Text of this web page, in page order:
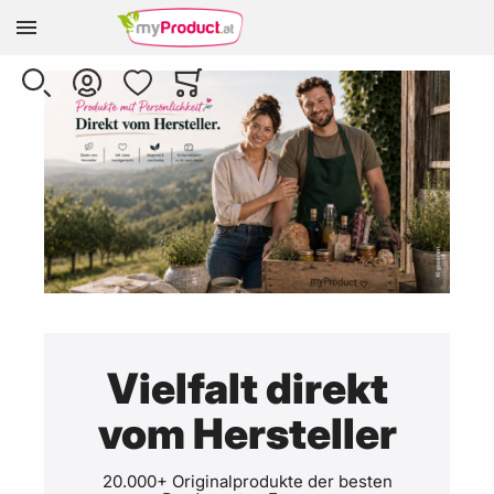
SUCHE KONTO WUNSCHLISTEWARENKORB
Vielfalt direkt
vom Hersteller
20.000+ Originalprodukte der besten